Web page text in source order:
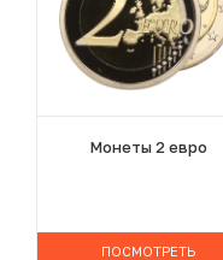
Монеты 2 евро
ПОСМОТРЕТЬ